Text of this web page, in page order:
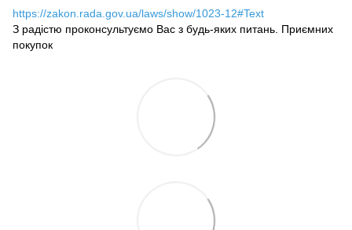
https://zakon.rada.gov.ua/laws/show/1023-12#Text
З радістю проконсультуємо Вас з будь-яких питань. Приємних
покупок